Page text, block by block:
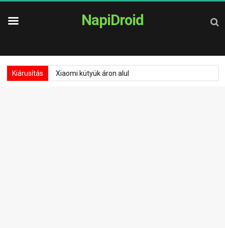
NapiDroid
Kiárusítás Xiaomi kütyük áron alul